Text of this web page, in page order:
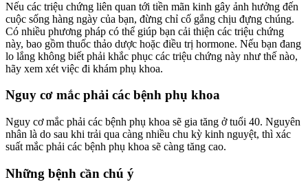
Nếu các triệu chứng liên quan tới tiền mãn kinh gây ảnh hưởng đến
cuộc sống hàng ngày của bạn, đừng chỉ cố gắng chịu đựng chúng.
Có nhiều phương pháp có thể giúp bạn cải thiện các triệu chứng
này, bao gồm thuốc thảo dược hoặc điều trị hormone. Nếu bạn đang
lo lắng không biết phải khắc phục các triệu chứng này như thế nào,
hãy xem xét việc đi khám phụ khoa.
Nguy cơ mắc phải các bệnh phụ khoa
Nguy cơ mắc phải các bệnh phụ khoa sẽ gia tăng ở tuổi 40. Nguyên
nhân là do sau khi trải qua càng nhiều chu kỳ kinh nguyệt, thì xác
suất mắc phải các bệnh phụ khoa sẽ càng tăng cao.
Những bệnh cần chú ý